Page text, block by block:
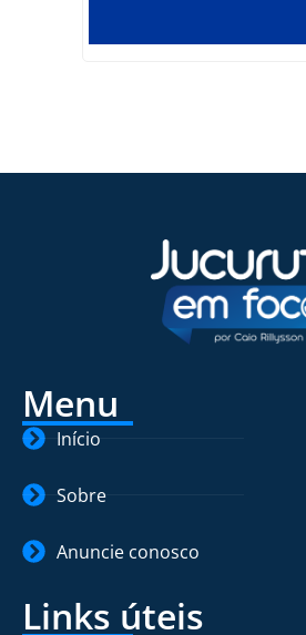
Menu
Início
Sobre
Anuncie conosco
Links úteis